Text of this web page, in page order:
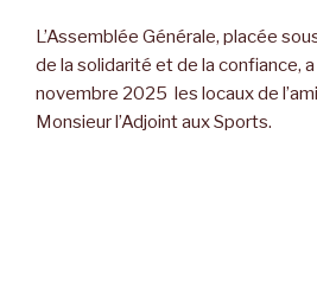
L’Assemblée Générale, placée
de la solidarité et de la confiance,
novembre 2025 les locaux de
Monsieur l’Adjoint aux Sports.